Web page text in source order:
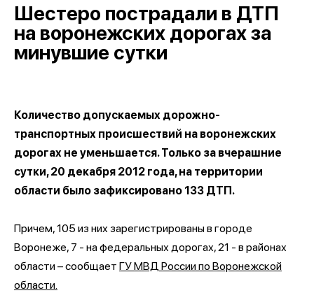
Шестеро пострадали в ДТП
на воронежских дорогах за
минувшие сутки
Количество допускаемых дорожно-
транспортных происшествий на воронежских
дорогах не уменьшается. Только за вчерашние
сутки, 20 декабря 2012 года, на территории
области было зафиксировано 133 ДТП.
Причем, 105 из них зарегистрированы в городе
Воронеже, 7 - на федеральных дорогах, 21 - в районах
области – сообщает ГУ МВД России по Воронежской
области.